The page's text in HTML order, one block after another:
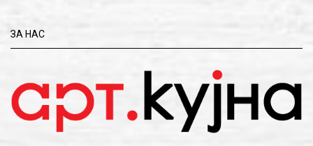
ЗА НАС